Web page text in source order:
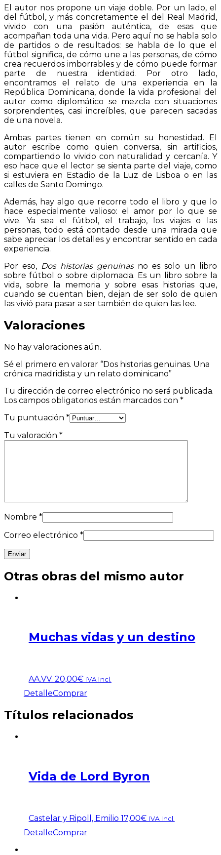
El autor nos propone un viaje doble. Por un lado, el
del fútbol, y más concretamente el del Real Madrid,
vivido con una pasión auténtica, de esas que
acompañan toda una vida. Pero aquí no se habla solo
de partidos o de resultados: se habla de lo que el
fútbol significa, de cómo une a las personas, de cómo
crea recuerdos imborrables y de cómo puede formar
parte de nuestra identidad. Por otro lado,
encontramos el relato de una experiencia en la
República Dominicana, donde la vida profesional del
autor como diplomático se mezcla con situaciones
sorprendentes, casi increíbles, que parecen sacadas
de una novela.
Ambas partes tienen en común su honestidad. El
autor escribe como quien conversa, sin artificios,
compartiendo lo vivido con naturalidad y cercanía. Y
eso hace que el lector se sienta parte del viaje, como
si estuviera en Estadio de la Luz de Lisboa o en las
calles de Santo Domingo.
Además, hay algo que recorre todo el libro y que lo
hace especialmente valioso: el amor por lo que se
vive. Ya sea el fútbol, el trabajo, los viajes o las
personas, todo está contado desde una mirada que
sabe apreciar los detalles y encontrar sentido en cada
experiencia.
Por eso, Dos historias genuinas no es solo un libro
sobre fútbol o sobre diplomacia. Es un libro sobre la
vida, sobre la memoria y sobre esas historias que,
cuando se cuentan bien, dejan de ser solo de quien
las vivió para pasar a ser también de quien las lee.
Valoraciones
No hay valoraciones aún.
Sé el primero en valorar “Dos historias genuinas. Una
crónica madridista y un relato dominicano”
Tu dirección de correo electrónico no será publicada.
Los campos obligatorios están marcados con *
Tu puntuación *
Tu valoración *
Nombre *
Correo electrónico *
Otras obras del mismo autor
Muchas vidas y un destino
AA.VV. 20,00€ IVA Incl.
DetalleComprar
Títulos relacionados
Vida de Lord Byron
Castelar y Ripoll, Emilio 17,00€ IVA Incl.
DetalleComprar